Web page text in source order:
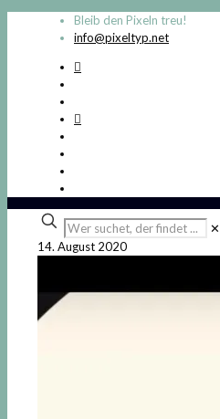
Bleib den Pixeln treu!
info@pixeltyp.net
Wer
suchet,
der
✕
14. August 2020